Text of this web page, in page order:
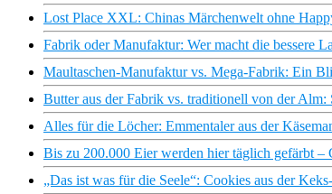
Lost Place XXL: Chinas Märchenwelt ohne
Fabrik oder Manufaktur: Wer macht die bessere
Maultaschen-Manufaktur vs. Mega-Fabrik: Ein
Butter aus der Fabrik vs. traditionell von der
Alles für die Löcher: Emmentaler aus der
Bis zu 200.000 Eier werden hier täglich gefärbt
„Das ist was für die Seele“: Cookies aus der